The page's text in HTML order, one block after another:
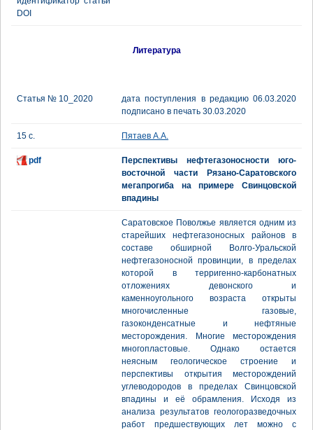
DOI
Литература
Статья № 10_2020
дата поступления в редакцию 06.03.2020
подписано в печать 30.03.2020
15 с. Пятаев А.А.
pdf
Перспективы нефтегазоносности юго-
восточной части Рязано-Саратовского
мегапрогиба на примере Свинцовской
впадины
Саратовское Поволжье является одним из
старейших нефтегазоносных районов в
составе обширной Волго-Уральской
нефтегазоносной провинции, в пределах
которой в терригенно-карбонатных
отложениях девонского и
каменноугольного возраста открыты
многочисленные газовые,
газоконденсатные и нефтяные
месторождения. Многие месторождения
многопластовые. Однако остается
неясным геологическое строение и
перспективы открытия месторождений
углеводородов в пределах Свинцовской
впадины и её обрамления. Исходя из
анализа результатов геологоразведочных
работ предшествующих лет можно с